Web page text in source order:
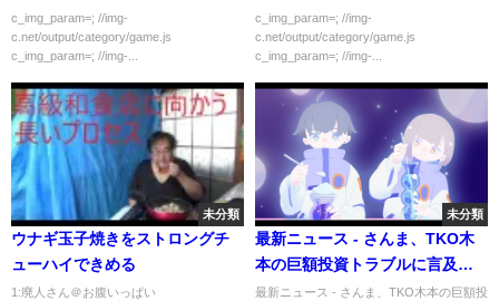
てきた。」
c_img_param=; //img-
c.net/output/category/game.js
c_img_param=; //img-...
c_img_param=; //img-
c.net/output/category/game.js
c_img_param=; //img-...
未分類
ウナギ玉子焼きをストロングチ
ューハイできめる
1:廃人さん＠お腹いっぱい
未分類
最新ニュース - さんま、TKO木
本の巨額投資トラブルに言及
詐欺をするような人物では…
最新ニュース - さんま、TKO木本の巨額投